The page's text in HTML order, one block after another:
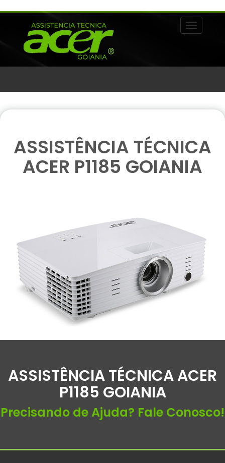
Alternar
ASSISTÊNCIA TÉCNICA
ACER P1185 GOIANIA
ASSISTÊNCIA TÉCNICA ACER
P1185 GOIANIA
Precisando de Ajuda? Fale Conosco!